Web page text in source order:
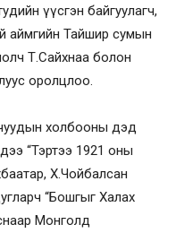
үүсгэн байгуулагч,
аймгийн Тайшир сумын
Т.Сайхнаа болон
оролцлоо.
холбооны дэд
“Тэртээ 1921 оны
Х.Чойбалсан
“Бошгыг Халах
Монголд